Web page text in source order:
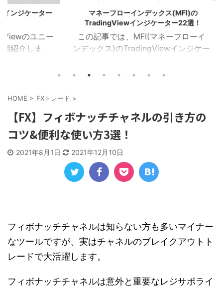
ター
ニー
ま
ン サ
ケー
を表
ど
マネーフローインデックス(MFI)の
TradingViewインジケーター22選！
この記事では、MFI(マネーフローイ
ンデックス)のTradingViewインジケー
フローインデックス MFIカラー マネー
ス MFIヒストグラム MFIトレンドライ
ックス MFIダイバージェンス MA＆MFI
シグナル 上位足MFI MFIボリンジャー
MFI 平滑化MFI １．マネーフローイン
デックス このインジケーターは、MFI
が買 ...
この
トレ
HOME > FXトレード >
【FX】フィボナッチチャネルの引き方の
コツ&便利な使い方3選！
2021年8月1日 2021年12月10日
フィボナッチチャネルは知らない方も多いマイナー
なツールですが、実はチャネルのブレイクアウトト
レードで大活躍します。
フィボナッチチャネルは意外と重要なレジサポライ